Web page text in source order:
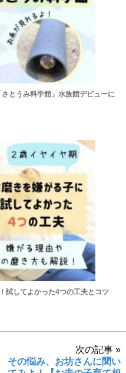
とうみ科学館」水族館デビューに
試してよかった4つの工夫とコツ
次の記事 »
その悩み、お坊さんに聞い